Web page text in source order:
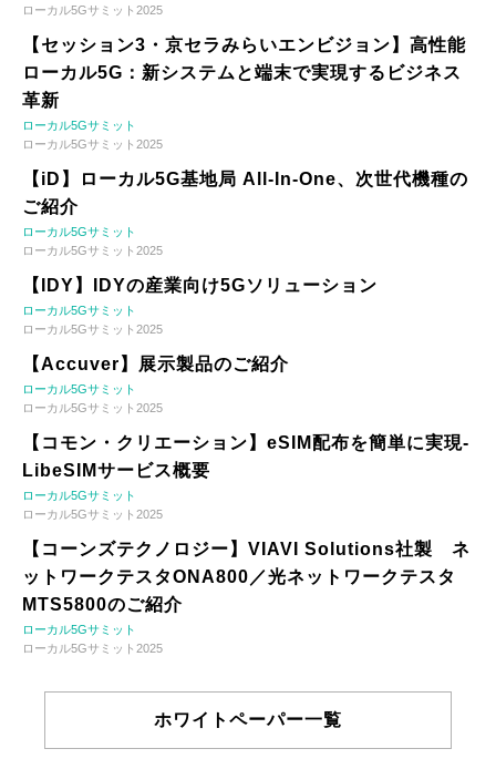
ローカル5Gサミット2025
【セッション3・京セラみらいエンビジョン】高性能
ローカル5G：新システムと端末で実現するビジネス
革新
ローカル5Gサミット
ローカル5Gサミット2025
【iD】ローカル5G基地局 All-In-One、次世代機種の
ご紹介
ローカル5Gサミット
ローカル5Gサミット2025
【IDY】IDYの産業向け5Gソリューション
ローカル5Gサミット
ローカル5Gサミット2025
【Accuver】展示製品のご紹介
ローカル5Gサミット
ローカル5Gサミット2025
【コモン・クリエーション】eSIM配布を簡単に実現-
LibeSIMサービス概要
ローカル5Gサミット
ローカル5Gサミット2025
【コーンズテクノロジー】VIAVI Solutions社製 ネ
ットワークテスタONA800／光ネットワークテスタ
MTS5800のご紹介
ローカル5Gサミット
ローカル5Gサミット2025
ホワイトペーパー一覧